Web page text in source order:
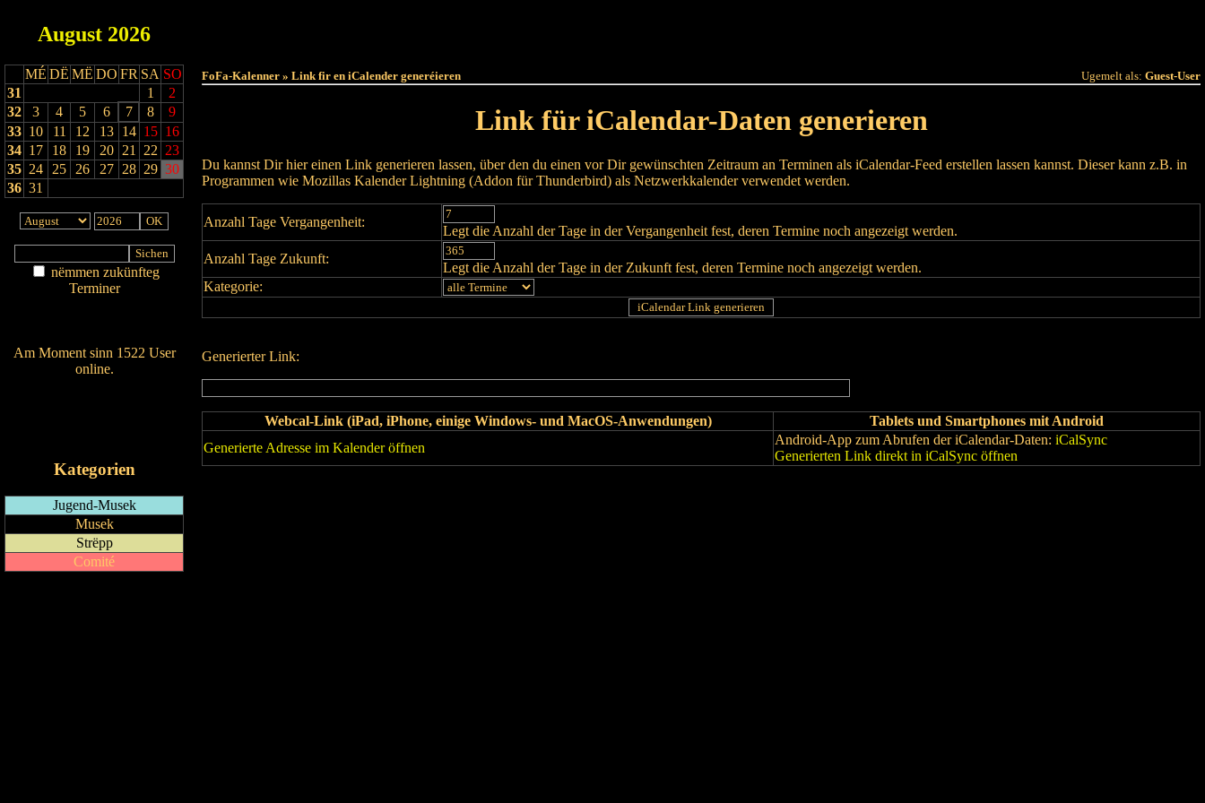
August 2026
MÉ DË MË DO FR SA SO
31
1
2
32
3 4 5 6 7 8
9
33 10 11 12 13 14 15 16
34 17 18 19 20 21 22 23
35 24 25 26 27 28 29 30
36 31
nëmmen zukünfteg
Terminer
Am Moment sinn 1522 User
online.
Kategorien
Jugend-Musek
Musek
Strëpp
Comité
FoFa-Kalenner » Link fir en iCalender generéieren Ugemelt als: Guest-User
Link für iCalendar-Daten generieren
Du kannst Dir hier einen Link generieren lassen, über den du einen vor Dir gewünschten Zeitraum an Terminen als iCalendar-Feed erstellen lassen kannst. Dieser kann z.B. in
Programmen wie Mozillas Kalender Lightning (Addon für Thunderbird) als Netzwerkkalender verwendet werden.
Anzahl Tage Vergangenheit:
Legt die Anzahl der Tage in der Vergangenheit fest, deren Termine noch angezeigt werden.
Anzahl Tage Zukunft:
Legt die Anzahl der Tage in der Zukunft fest, deren Termine noch angezeigt werden.
Kategorie:
Generierter Link:
Webcal-Link (iPad, iPhone, einige Windows- und MacOS-Anwendungen)
Tablets und Smartphones mit Android
Generierte Adresse im Kalender öffnen
Android-App zum Abrufen der iCalendar-Daten: iCalSync
Generierten Link direkt in iCalSync öffnen